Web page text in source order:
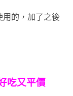
的，加了之後
吃又平價